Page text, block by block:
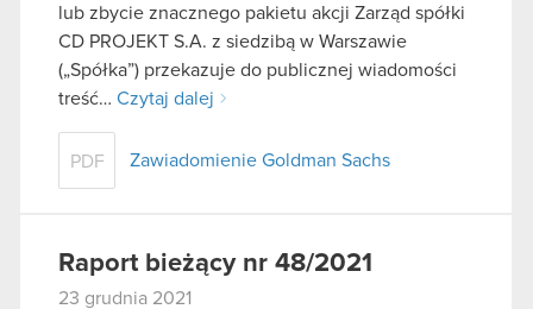
lub zbycie znacznego pakietu akcji Zarząd spółki
CD PROJEKT S.A. z siedzibą w Warszawie
(„Spółka”) przekazuje do publicznej wiadomości
treść… Czytaj dalej
PDF Zawiadomienie Goldman Sachs
Raport bieżący nr 48/2021
23 grudnia 2021